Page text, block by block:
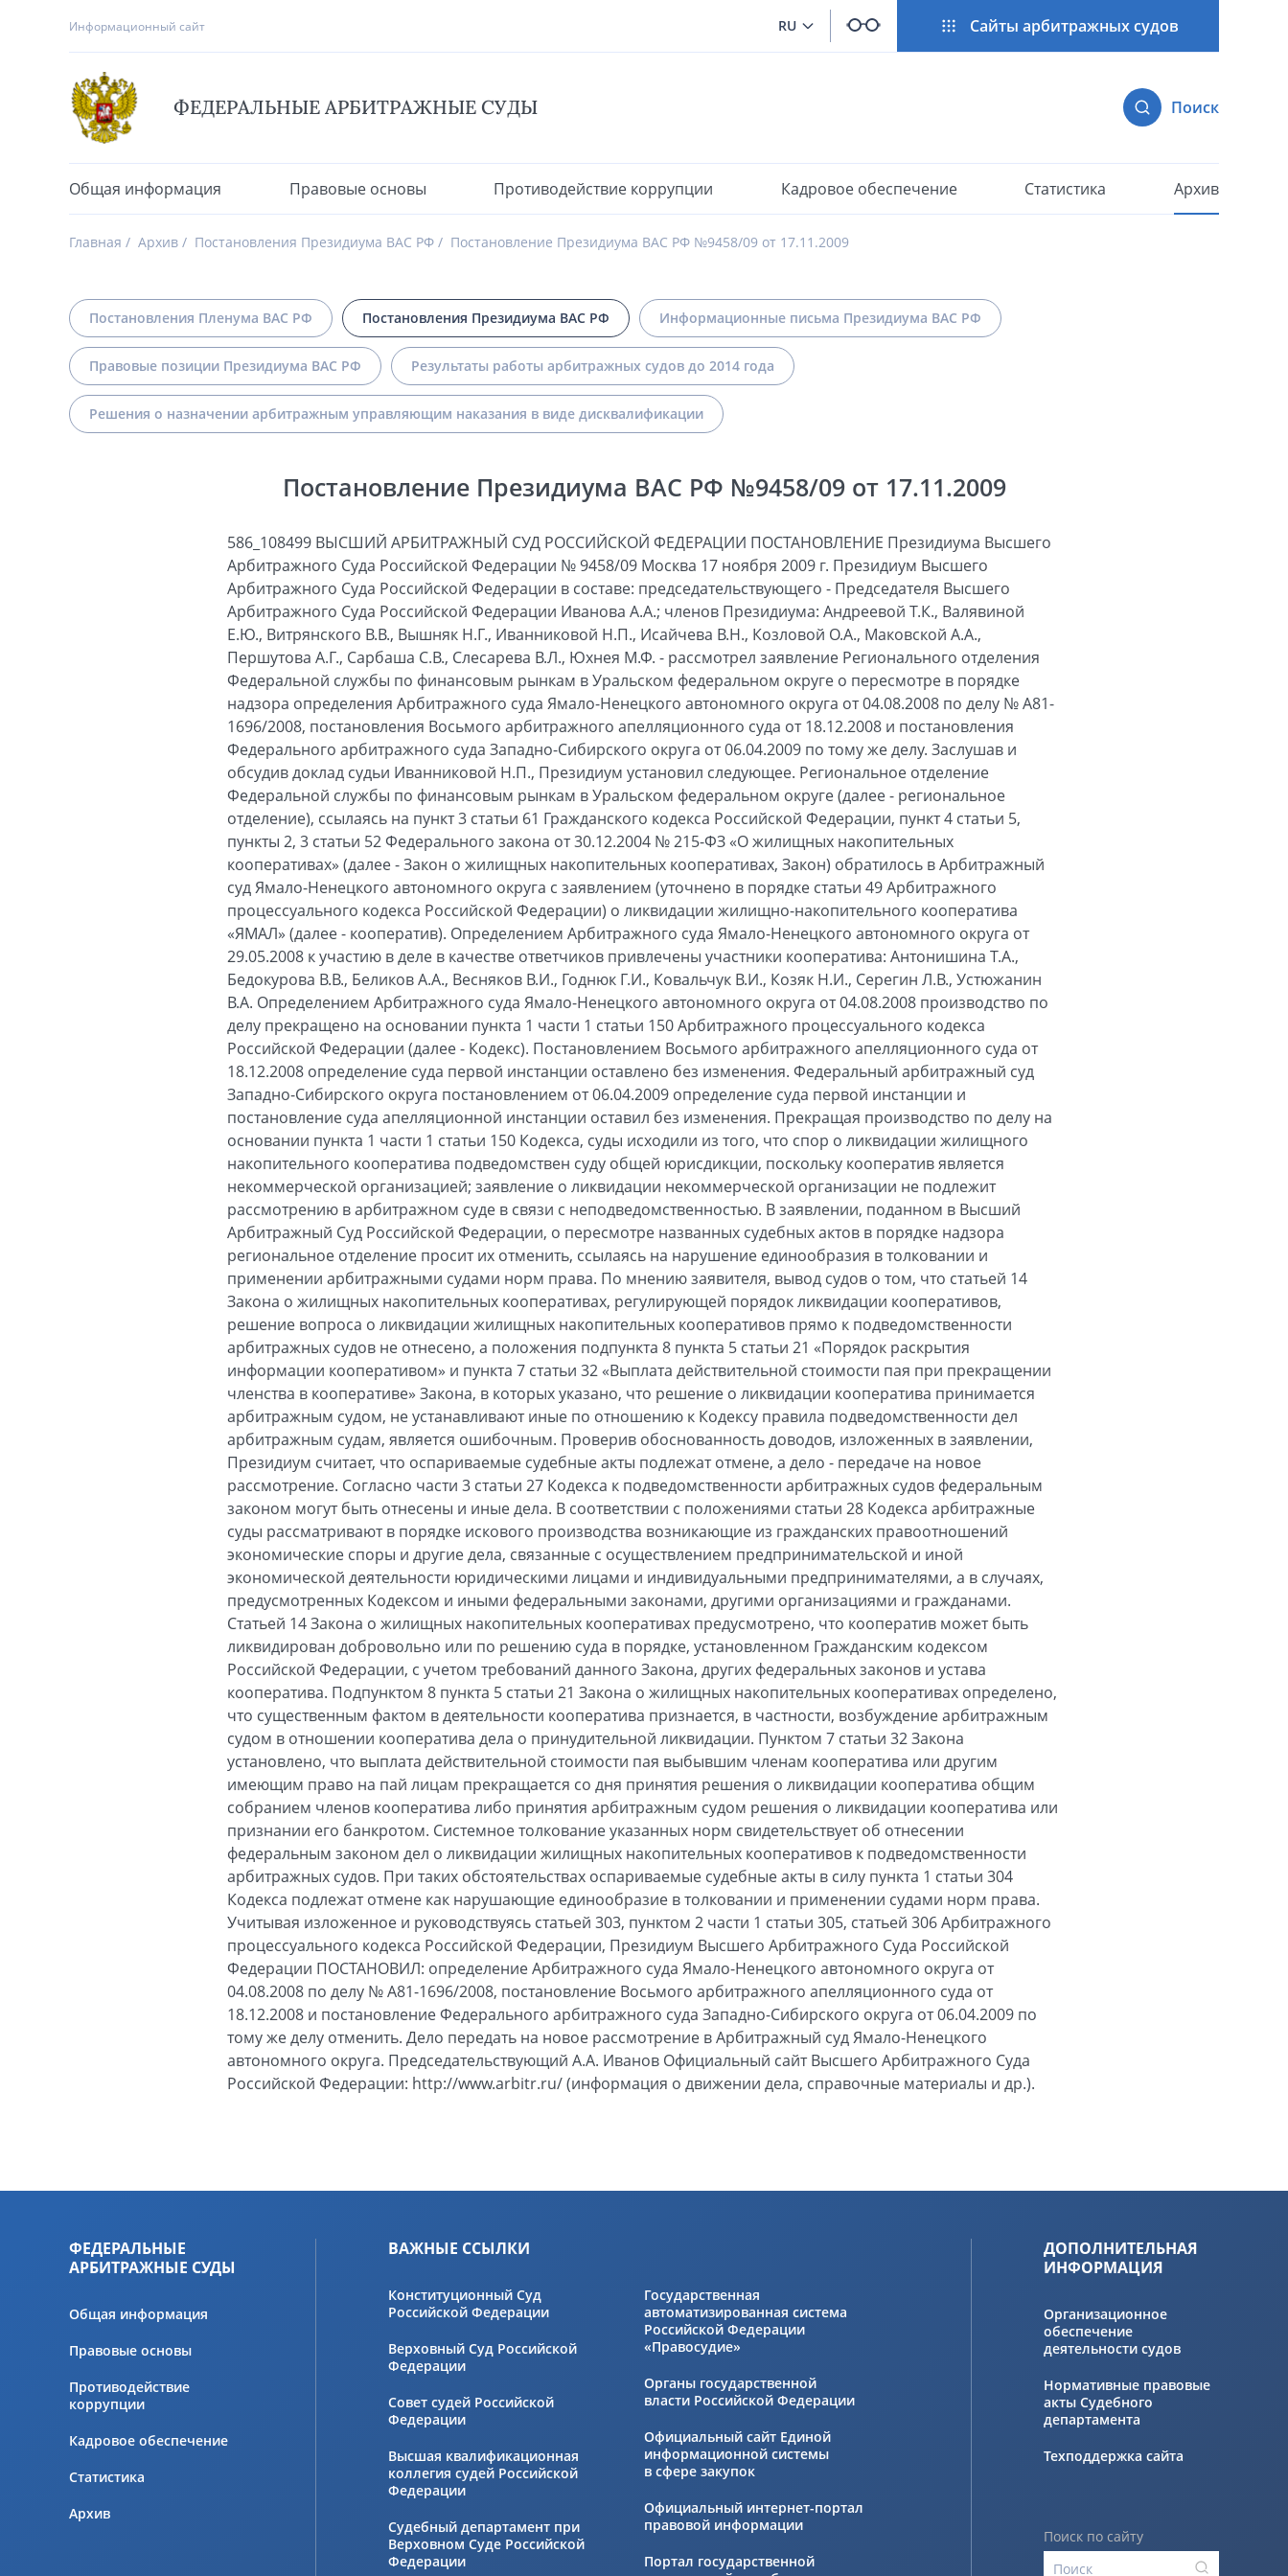
Информационный сайт RU Сайты арбитражных судов
ФЕДЕРАЛЬНЫЕ АРБИТРАЖНЫЕ СУДЫ Поиск
Общая информация Правовые основы Противодействие коррупции Кадровое обеспечение Статистика Архив
Главная Архив Постановления Президиума ВАС РФ Постановление Президиума ВАС РФ №9458/09 от 17.11.2009
Постановления Пленума ВАС РФ Постановления Президиума ВАС РФ Информационные письма Президиума ВАС РФ
Правовые позиции Президиума ВАС РФ Результаты работы арбитражных судов до 2014 года
Решения о назначении арбитражным управляющим наказания в виде дисквалификации
Постановление Президиума ВАС РФ №9458/09 от 17.11.2009
586_108499 ВЫСШИЙ АРБИТРАЖНЫЙ СУД РОССИЙСКОЙ ФЕДЕРАЦИИ ПОСТАНОВЛЕНИЕ Президиума Высшего
Арбитражного Суда Российской Федерации № 9458/09 Москва 17 ноября 2009 г. Президиум Высшего
Арбитражного Суда Российской Федерации в составе: председательствующего - Председателя Высшего
Арбитражного Суда Российской Федерации Иванова А.А.; членов Президиума: Андреевой Т.К., Валявиной
Е.Ю., Витрянского В.В., Вышняк Н.Г., Иванниковой Н.П., Исайчева В.Н., Козловой О.А., Маковской А.А.,
Першутова А.Г., Сарбаша С.В., Слесарева В.Л., Юхнея М.Ф. - рассмотрел заявление Регионального отделения
Федеральной службы по финансовым рынкам в Уральском федеральном округе о пересмотре в порядке
надзора определения Арбитражного суда Ямало-Ненецкого автономного округа от 04.08.2008 по делу № А81-
1696/2008, постановления Восьмого арбитражного апелляционного суда от 18.12.2008 и постановления
Федерального арбитражного суда Западно-Сибирского округа от 06.04.2009 по тому же делу. Заслушав и
обсудив доклад судьи Иванниковой Н.П., Президиум установил следующее. Региональное отделение
Федеральной службы по финансовым рынкам в Уральском федеральном округе (далее - региональное
отделение), ссылаясь на пункт 3 статьи 61 Гражданского кодекса Российской Федерации, пункт 4 статьи 5,
пункты 2, 3 статьи 52 Федерального закона от 30.12.2004 № 215-ФЗ «О жилищных накопительных
кооперативах» (далее - Закон о жилищных накопительных кооперативах, Закон) обратилось в Арбитражный
суд Ямало-Ненецкого автономного округа с заявлением (уточнено в порядке статьи 49 Арбитражного
процессуального кодекса Российской Федерации) о ликвидации жилищно-накопительного кооператива
«ЯМАЛ» (далее - кооператив). Определением Арбитражного суда Ямало-Ненецкого автономного округа от
29.05.2008 к участию в деле в качестве ответчиков привлечены участники кооператива: Антонишина Т.А.,
Бедокурова В.В., Беликов А.А., Весняков В.И., Годнюк Г.И., Ковальчук В.И., Козяк Н.И., Серегин Л.В., Устюжанин
В.А. Определением Арбитражного суда Ямало-Ненецкого автономного округа от 04.08.2008 производство по
делу прекращено на основании пункта 1 части 1 статьи 150 Арбитражного процессуального кодекса
Российской Федерации (далее - Кодекс). Постановлением Восьмого арбитражного апелляционного суда от
18.12.2008 определение суда первой инстанции оставлено без изменения. Федеральный арбитражный суд
Западно-Сибирского округа постановлением от 06.04.2009 определение суда первой инстанции и
постановление суда апелляционной инстанции оставил без изменения. Прекращая производство по делу на
основании пункта 1 части 1 статьи 150 Кодекса, суды исходили из того, что спор о ликвидации жилищного
накопительного кооператива подведомствен суду общей юрисдикции, поскольку кооператив является
некоммерческой организацией; заявление о ликвидации некоммерческой организации не подлежит
рассмотрению в арбитражном суде в связи с неподведомственностью. В заявлении, поданном в Высший
Арбитражный Суд Российской Федерации, о пересмотре названных судебных актов в порядке надзора
региональное отделение просит их отменить, ссылаясь на нарушение единообразия в толковании и
применении арбитражными судами норм права. По мнению заявителя, вывод судов о том, что статьей 14
Закона о жилищных накопительных кооперативах, регулирующей порядок ликвидации кооперативов,
решение вопроса о ликвидации жилищных накопительных кооперативов прямо к подведомственности
арбитражных судов не отнесено, а положения подпункта 8 пункта 5 статьи 21 «Порядок раскрытия
информации кооперативом» и пункта 7 статьи 32 «Выплата действительной стоимости пая при прекращении
членства в кооперативе» Закона, в которых указано, что решение о ликвидации кооператива принимается
арбитражным судом, не устанавливают иные по отношению к Кодексу правила подведомственности дел
арбитражным судам, является ошибочным. Проверив обоснованность доводов, изложенных в заявлении,
Президиум считает, что оспариваемые судебные акты подлежат отмене, а дело - передаче на новое
рассмотрение. Согласно части 3 статьи 27 Кодекса к подведомственности арбитражных судов федеральным
законом могут быть отнесены и иные дела. В соответствии с положениями статьи 28 Кодекса арбитражные
суды рассматривают в порядке искового производства возникающие из гражданских правоотношений
экономические споры и другие дела, связанные с осуществлением предпринимательской и иной
экономической деятельности юридическими лицами и индивидуальными предпринимателями, а в случаях,
предусмотренных Кодексом и иными федеральными законами, другими организациями и гражданами.
Статьей 14 Закона о жилищных накопительных кооперативах предусмотрено, что кооператив может быть
ликвидирован добровольно или по решению суда в порядке, установленном Гражданским кодексом
Российской Федерации, с учетом требований данного Закона, других федеральных законов и устава
кооператива. Подпунктом 8 пункта 5 статьи 21 Закона о жилищных накопительных кооперативах определено,
что существенным фактом в деятельности кооператива признается, в частности, возбуждение арбитражным
судом в отношении кооператива дела о принудительной ликвидации. Пунктом 7 статьи 32 Закона
установлено, что выплата действительной стоимости пая выбывшим членам кооператива или другим
имеющим право на пай лицам прекращается со дня принятия решения о ликвидации кооператива общим
собранием членов кооператива либо принятия арбитражным судом решения о ликвидации кооператива или
признании его банкротом. Системное толкование указанных норм свидетельствует об отнесении
федеральным законом дел о ликвидации жилищных накопительных кооперативов к подведомственности
арбитражных судов. При таких обстоятельствах оспариваемые судебные акты в силу пункта 1 статьи 304
Кодекса подлежат отмене как нарушающие единообразие в толковании и применении судами норм права.
Учитывая изложенное и руководствуясь статьей 303, пунктом 2 части 1 статьи 305, статьей 306 Арбитражного
процессуального кодекса Российской Федерации, Президиум Высшего Арбитражного Суда Российской
Федерации ПОСТАНОВИЛ: определение Арбитражного суда Ямало-Ненецкого автономного округа от
04.08.2008 по делу № А81-1696/2008, постановление Восьмого арбитражного апелляционного суда от
18.12.2008 и постановление Федерального арбитражного суда Западно-Сибирского округа от 06.04.2009 по
тому же делу отменить. Дело передать на новое рассмотрение в Арбитражный суд Ямало-Ненецкого
автономного округа. Председательствующий А.А. Иванов Официальный сайт Высшего Арбитражного Суда
Российской Федерации: http://www.arbitr.ru/ (информация о движении дела, справочные материалы и др.).
ФЕДЕРАЛЬНЫЕ
АРБИТРАЖНЫЕ СУДЫ
Общая информация
Правовые основы
Противодействие
коррупции
Кадровое обеспечение
Статистика
Архив
ВАЖНЫЕ ССЫЛКИ
Конституционный Суд
Российской Федерации
Верховный Суд Российской
Федерации
Совет судей Российской
Федерации
Высшая квалификационная
коллегия судей Российской
Федерации
Судебный департамент при
Верховном Суде Российской
Федерации
Государственная
автоматизированная система
Российской Федерации
«Правосудие»
Органы государственной
власти Российской Федерации
Официальный сайт Единой
информационной системы
в сфере закупок
Официальный интернет-портал
правовой информации
Портал государственной
ДОПОЛНИТЕЛЬНАЯ
ИНФОРМАЦИЯ
Организационное
обеспечение
деятельности судов
Нормативные правовые
акты Судебного
департамента
Техподдержка сайта
Поиск по сайту